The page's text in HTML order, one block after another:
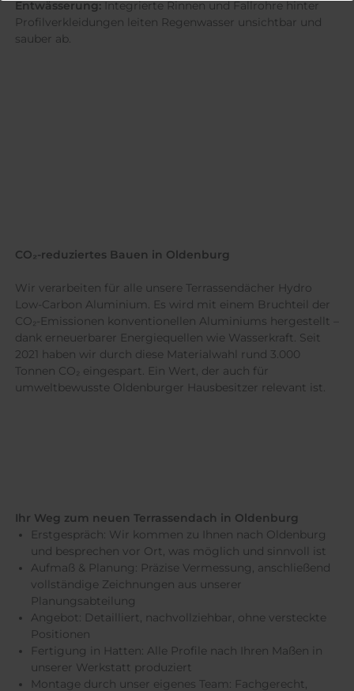
Entwässerung:Integrierte Rinnen und Fallrohre hinter
Profilverkleidungen leiten Regenwasser unsichtbar und
sauber ab.
CO₂-reduziertes Bauen in Oldenburg
Wir verarbeiten für alle unsere Terrassendächer Hydro
Low-Carbon Aluminium. Es wird mit einem Bruchteil der
CO₂-Emissionen konventionellen Aluminiums hergestellt –
dank erneuerbarer Energiequellen wie Wasserkraft. Seit
2021 haben wir durch diese Materialwahl rund 3.000
Tonnen CO₂ eingespart. Ein Wert, der auch für
umweltbewusste Oldenburger Hausbesitzer relevant ist.
Ihr Weg zum neuen Terrassendach in Oldenburg
Erstgespräch: Wir kommen zu Ihnen nach Oldenburg
und besprechen vor Ort, was möglich und sinnvoll ist
Aufmaß & Planung: Präzise Vermessung, anschließend
vollständige Zeichnungen aus unserer
Planungsabteilung
Angebot: Detailliert, nachvollziehbar, ohne versteckte
Positionen
Fertigung in Hatten: Alle Profile nach Ihren Maßen in
unserer Werkstatt produziert
Montage durch unser eigenes Team: Fachgerecht,